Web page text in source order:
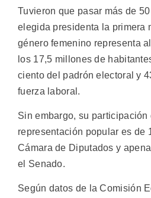
Tuvieron que pasar más de
elegida presidenta la primera
género femenino representa
los 17,5 millones de
ciento del padrón electoral y
fuerza laboral.
Sin embargo, su participación
representación popular es de
Cámara de Diputados y
el Senado.
Según datos de la Comisión